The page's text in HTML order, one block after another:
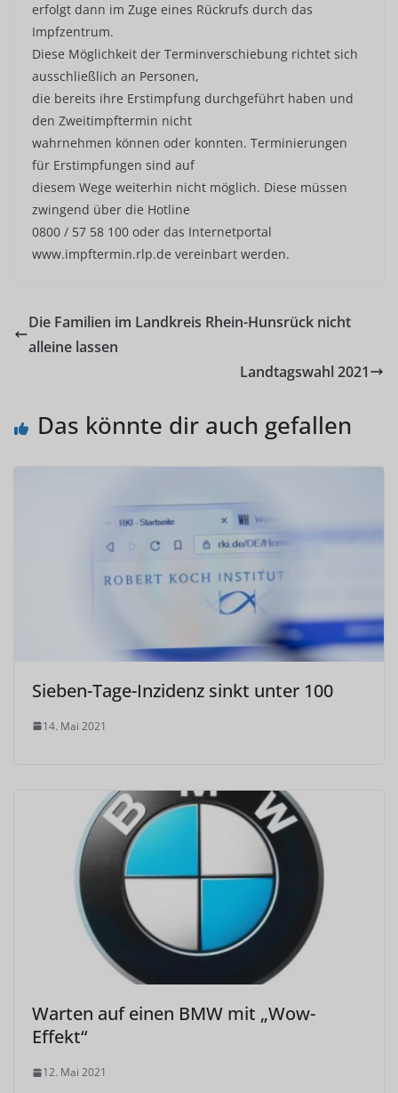
erfolgt dann im Zuge eines Rückrufs durch das
Impfzentrum.
Diese Möglichkeit der Terminverschiebung richtet sich
ausschließlich an Personen,
die bereits ihre Erstimpfung durchgeführt haben und
den Zweitimpftermin nicht
wahrnehmen können oder konnten. Terminierungen
für Erstimpfungen sind auf
diesem Wege weiterhin nicht möglich. Diese müssen
zwingend über die Hotline
0800 / 57 58 100 oder das Internetportal
www.impftermin.rlp.de vereinbart werden.
Die Familien im Landkreis Rhein-Hunsrück nicht
alleine lassen
Landtagswahl 2021
Das könnte dir auch gefallen
Sieben-Tage-Inzidenz sinkt unter 100
14. Mai 2021
Warten auf einen BMW mit „Wow-
Effekt“
12. Mai 2021